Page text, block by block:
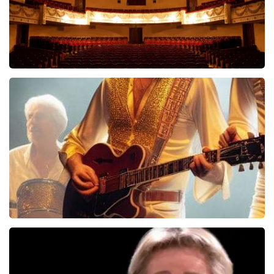
Malle Babbe
704+ reviews
BEKIJKEN
reviews